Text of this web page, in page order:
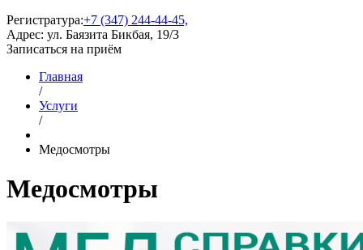
Регистратура:+7 (347) 244-44-45,
Адрес: ул. Баязита Бикбая, 19/3
Записаться на приём
Главная
/
Услуги
/
Медосмотры
Медосмотры